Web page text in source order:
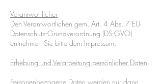
Verantwortlicher
Den Verantwortlichen gem. Art. 4 Abs. 7 EU-
Datenschutz-Grundverordnung (DS-GVO)
entnehmen Sie bitte dem Impressum.
Erhebung und Verarbeitung persönlicher Daten
Personenbezogene Daten werden nur dann